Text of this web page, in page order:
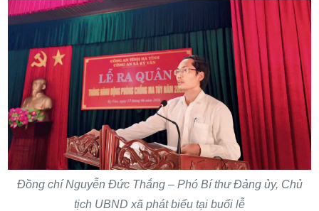
Đồng chí Nguyễn Đức Thắng – Phó Bí thư Đảng ủy, Chủ
tịch UBND xã phát biểu tại buổi lễ